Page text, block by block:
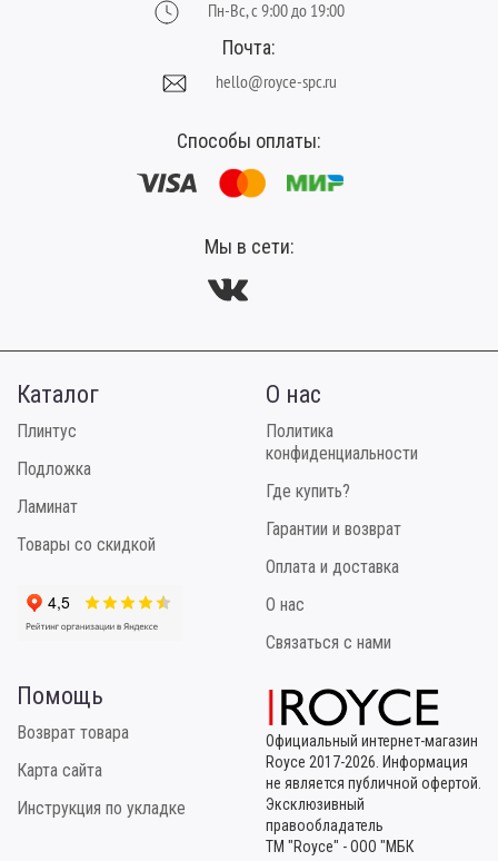
Пн-Вс, с 9:00 до 19:00
Почта:
hello@royce-spc.ru
Способы оплаты:
Мы в сети:
Каталог
Плинтус
Подложка
Ламинат
Товары со скидкой
О нас
Политика
конфиденциальности
Где купить?
Гарантии и возврат
Оплата и доставка
О нас
Связаться с нами
Помощь
Возврат товара
Карта сайта
Инструкция по укладке
Официальный интернет-магазин
Royce 2017-2026. Информация
не является публичной офертой.
Эксклюзивный
правообладатель
ТМ "Royce" - ООО "МБК